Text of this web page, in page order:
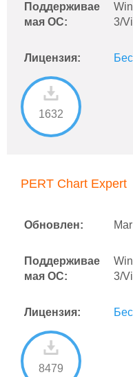
Поддерживае
мая ОС:
3/
Лицензия:
1632
PERT Chart Expert
Обновлен:
Поддерживае
мая ОС:
3/
Лицензия:
8479